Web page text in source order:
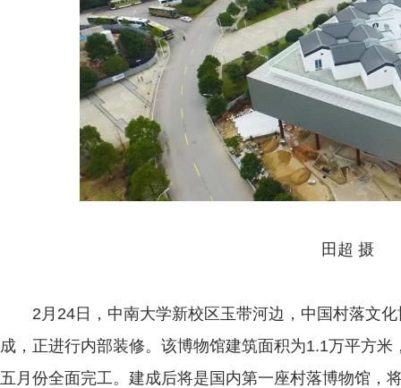
田超 摄
2月24日，中南大学新校区玉带河边，中国村落文化
成，正进行内部装修。该博物馆建筑面积为1.1万平方
五月份全面完工。建成后将是国内第一座村落博物馆，